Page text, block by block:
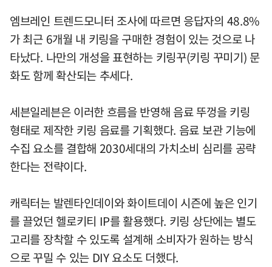
엠브레인 트렌드모니터 조사에 따르면 응답자의 48.8%
가 최근 6개월 내 키링을 구매한 경험이 있는 것으로 나
타났다. 나만의 개성을 표현하는 키링꾸(키링 꾸미기) 문
화도 함께 확산되는 추세다.
세븐일레븐은 이러한 흐름을 반영해 음료 뚜껑을 키링
형태로 제작한 키링 음료를 기획했다. 음료 보관 기능에
수집 요소를 결합해 2030세대의 가치소비 심리를 공략
한다는 전략이다.
캐릭터는 발렌타인데이와 화이트데이 시즌에 높은 인기
를 끌었던 헬로키티 IP를 활용했다. 키링 상단에는 별도
고리를 장착할 수 있도록 설계해 소비자가 원하는 방식
으로 꾸밀 수 있는 DIY 요소도 더했다.